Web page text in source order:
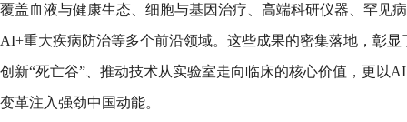
覆盖血液与健康生态、细胞与基因治疗、高端科研仪器、罕见
AI+重大疾病防治等多个前沿领域。这些成果的密集落地，彰
创新“死亡谷”、推动技术从实验室走向临床的核心价值，更以
变革注入强劲中国动能。